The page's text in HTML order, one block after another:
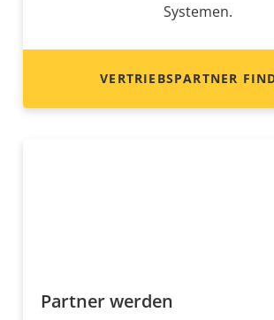
Systemen.
VERTRIEBSPARTNER
Partner werden